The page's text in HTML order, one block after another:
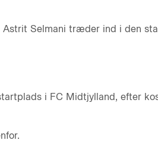
Astrit Selmani træder ind i den
i FC Midtjylland, efter